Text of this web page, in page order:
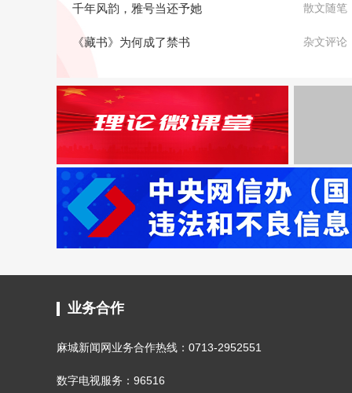
千年风韵，雅号当还予她 散文随笔
《藏书》为何成了禁书 杂文评论
业务合作
麻城新闻网业务合作热线：0713-2952551
数字电视服务：96516